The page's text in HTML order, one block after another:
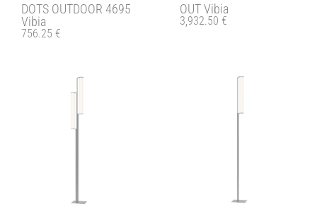
DOTS OUTDOOR 4695
Vibia
756.25 €
OUT Vibia
3,932.50 €